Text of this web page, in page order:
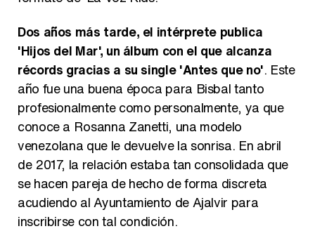
Dos años más tarde, el intérprete publica
'Hijos del Mar', un álbum con el que alcanza
récords gracias a su single 'Antes que no'. Este
año fue una buena época para Bisbal tanto
profesionalmente como personalmente, ya que
conoce a Rosanna Zanetti, una modelo
venezolana que le devuelve la sonrisa. En abril
de 2017, la relación estaba tan consolidada que
se hacen pareja de hecho de forma discreta
acudiendo al Ayuntamiento de Ajalvir para
inscribirse con tal condición.